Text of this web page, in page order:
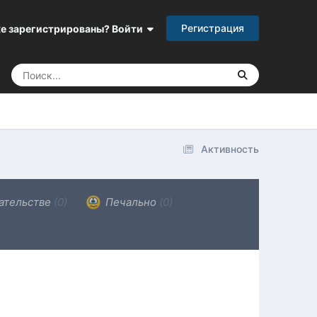
зарегистрированы? Войти Регистрация
Активность
(0) Печально (0)